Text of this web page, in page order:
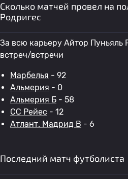
Сколько матчей провел на
Родригес
За всю карьеру Айтор Пуньяль
встреч/встречи
Марбелья - 92
Альмерия - 0
Альмерия Б - 58
СС Рейес - 12
Атлант. Мадрид B - 6
Последний матч футболиста